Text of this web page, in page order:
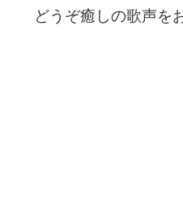
どうぞ癒しの歌声を